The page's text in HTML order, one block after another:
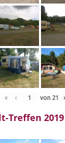
« ‹ von 21 ›
Treffen